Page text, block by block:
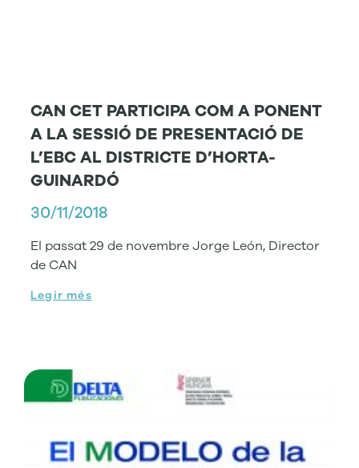
CAN CET PARTICIPA COM A PONENT
A LA SESSIÓ DE PRESENTACIÓ DE
L’EBC AL DISTRICTE D’HORTA-
GUINARDÓ
30/11/2018
El passat 29 de novembre Jorge León, Director
de CAN
Legir més